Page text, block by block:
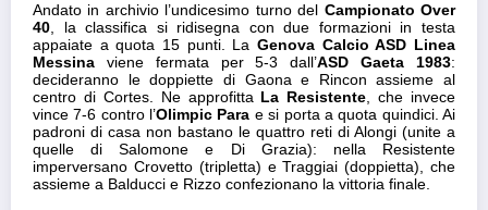
Andato in archivio l’undicesimo turno del Campionato Over
40 , la classifica si ridisegna con due formazioni in testa
appaiate a quota 15 punti. La Genova Calcio ASD Linea
Messina viene fermata per 5-3 dall’ASD Gaeta 1983:
decideranno le doppiette di Gaona e Rincon assieme al
centro di Cortes. Ne approfitta La Resistente , che invece
vince 7-6 contro l’Olimpic Para e si porta a quota quindici. Ai
padroni di casa non bastano le quattro reti di Alongi (unite a
quelle di Salomone e Di Grazia): nella Resistente
imperversano Crovetto (tripletta) e Traggiai (doppietta), che
assieme a Balducci e Rizzo confezionano la vittoria finale.